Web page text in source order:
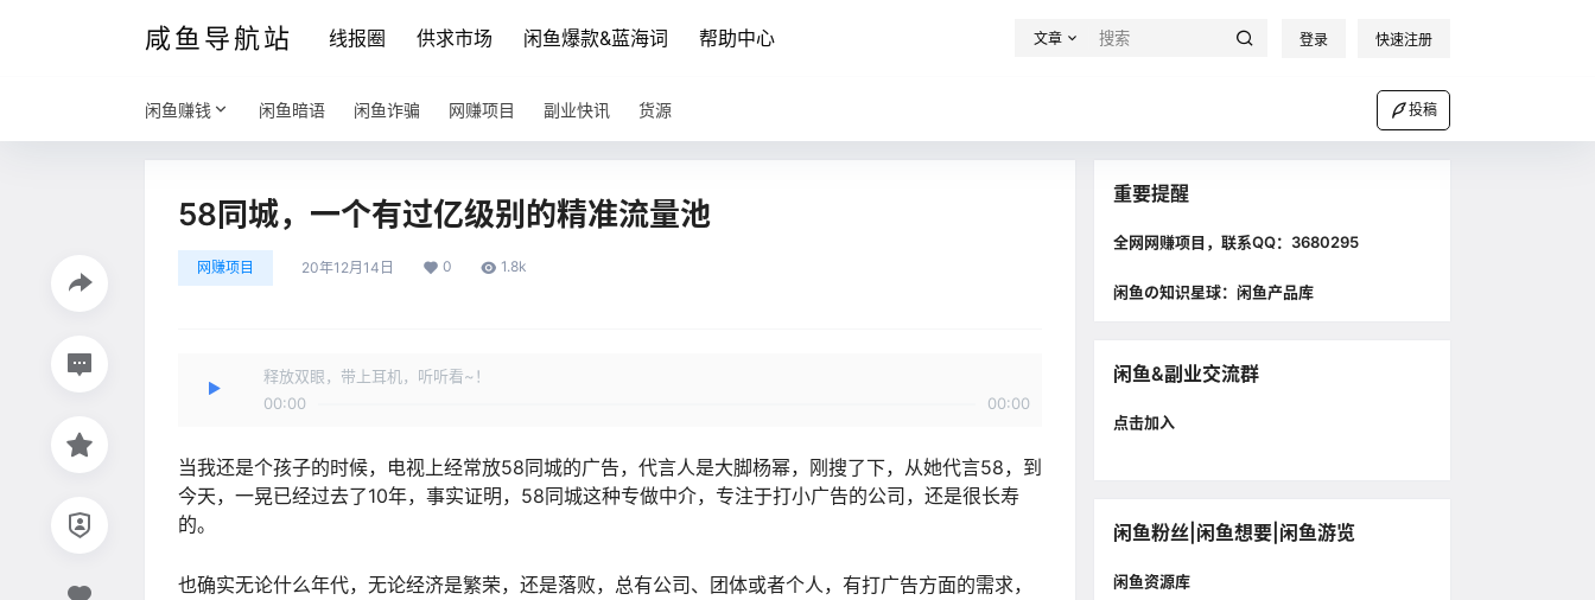
咸鱼导航站 线报圈 供求市场 闲鱼爆款&蓝海词 帮助中心 文章 登录 快速注册
闲鱼赚钱 闲鱼暗语 闲鱼诈骗 网赚项目 副业快讯 货源 投稿
58同城，一个有过亿级别的精准流量池
网赚项目 20年12月14日 0 1.8k
释放双眼，带上耳机，听听看~！
00:00
00:00
当我还是个孩子的时候，电视上经常放58同城的广告，代言人是大脚杨幂，刚搜了下，从她代言58，到
今天，一晃已经过去了10年，事实证明，58同城这种专做中介，专注于打小广告的公司，还是很长寿
的。
也确实无论什么年代，无论经济是繁荣，还是落败，总有公司、团体或者个人，有打广告方面的需求，
重要提醒
全网网赚项目，联系QQ：3680295
闲鱼の知识星球：闲鱼产品库
闲鱼&副业交流群
点击加入
闲鱼粉丝|闲鱼想要|闲鱼游览
闲鱼资源库